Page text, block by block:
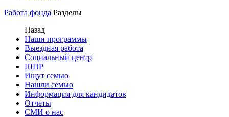
Работа фонда Разделы
Назад
Наши программы
Выездная работа
Социальный центр
ШПР
Ищут семью
Нашли семью
Информация для кандидатов
Отчеты
СМИ о нас